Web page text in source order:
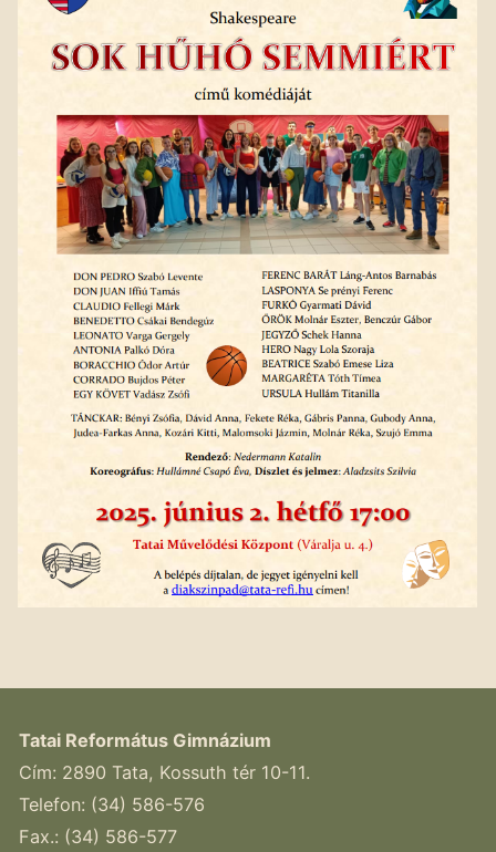
Tatai Református Gimnázium
Cím: 2890 Tata, Kossuth tér 10-11.
Telefon: (34) 586-576
Fax.: (34) 586-577